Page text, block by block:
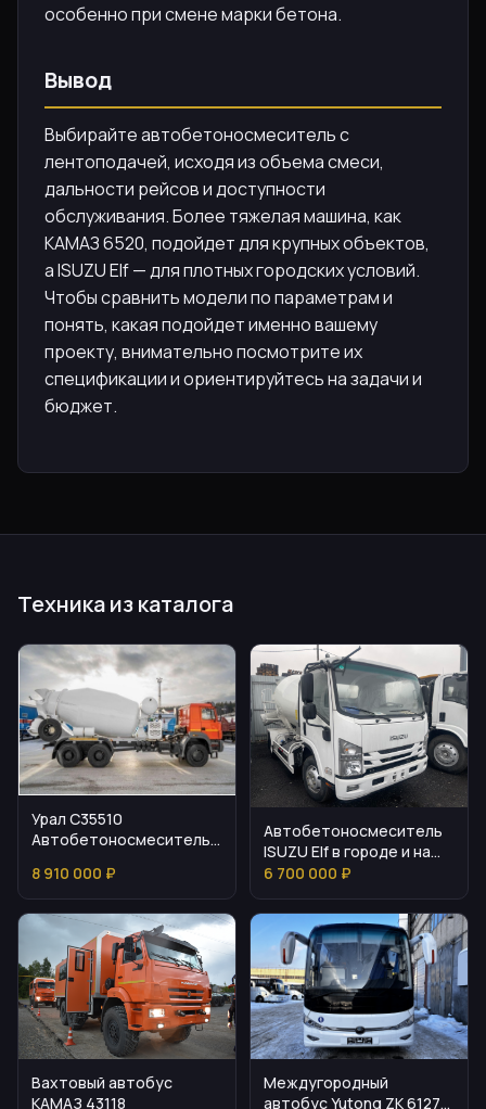
особенно при смене марки бетона.
Вывод
Выбирайте автобетоносмеситель с
лентоподачей, исходя из объема смеси,
дальности рейсов и доступности
обслуживания. Более тяжелая машина, как
КАМАЗ 6520, подойдет для крупных объектов,
а ISUZU Elf — для плотных городских условий.
Чтобы сравнить модели по параметрам и
понять, какая подойдет именно вашему
проекту, внимательно посмотрите их
спецификации и ориентируйтесь на задачи и
бюджет.
Техника из каталога
Урал С35510
Автобетоносмеситель
подачи бетона
8 910 000 ₽
Автобетоносмеситель
ISUZU Elf в городе и на
стройке
6 700 000 ₽
Вахтовый автобус
КАМАЗ 43118
Междугородный
автобус Yutong ZK 6127